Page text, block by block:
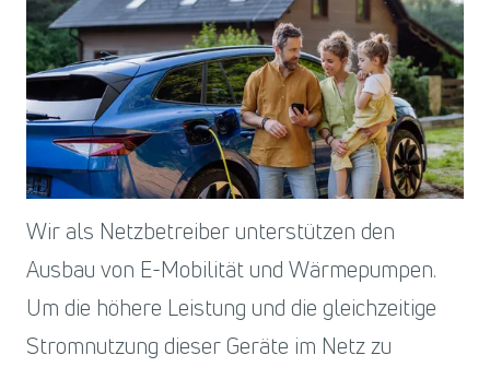
Wir als Netzbetreiber unterstützen den
Ausbau von E-Mobilität und Wärmepumpen.
Um die höhere Leistung und die gleichzeitige
Stromnutzung dieser Geräte im Netz zu